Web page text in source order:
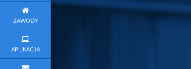
ZAWODY
APLIKACJA